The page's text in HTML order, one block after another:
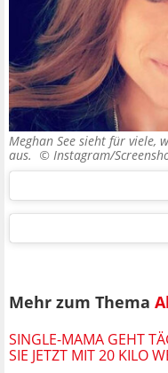
Meghan See sieht für viele,
aus. © Instagram/
Mehr zum Thema
SINGLE-MAMA GEHT
SIE JETZT MIT 20 KILO